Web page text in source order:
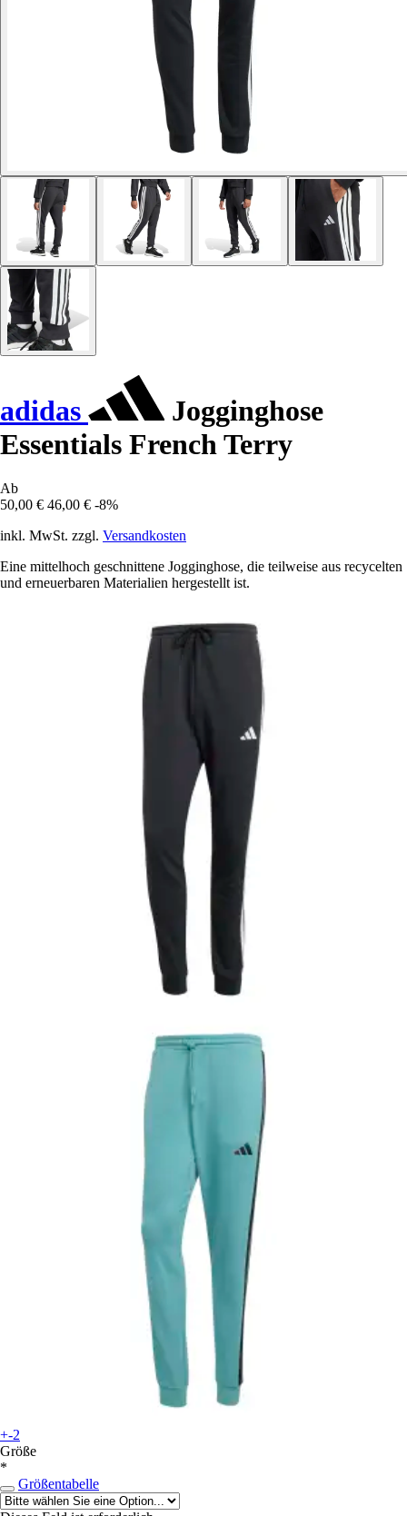
adidas
Jogginghose
Essentials French Terry
Ab
50,00 € 46,00 € -8%
inkl. MwSt. zzgl. Versandkosten
Eine mittelhoch geschnittene Jogginghose, die teilweise aus recycelten
und erneuerbaren Materialien hergestellt ist.
+-2
Größe
*
Größentabelle